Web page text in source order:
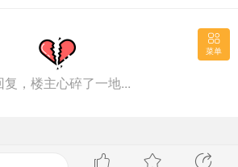
复，楼主心碎了一地...
菜单